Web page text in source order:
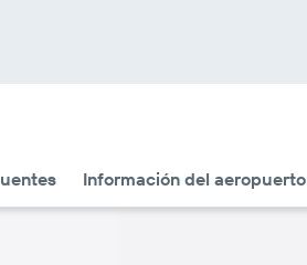
Información del aeropuerto